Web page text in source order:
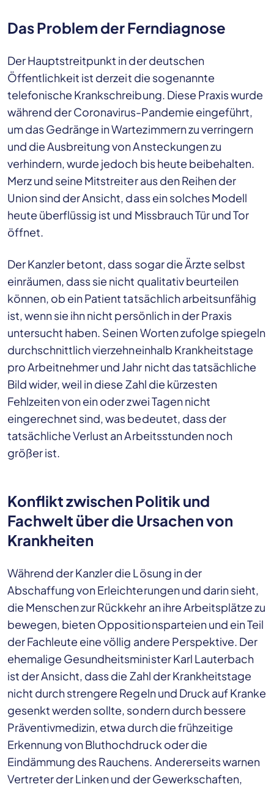
Das Problem der Ferndiagnose
Der Hauptstreitpunkt in der deutschen
Öffentlichkeit ist derzeit die sogenannte
telefonische Krankschreibung. Diese Praxis wurde
während der Coronavirus-Pandemie eingeführt,
um das Gedränge in Wartezimmern zu verringern
und die Ausbreitung von Ansteckungen zu
verhindern, wurde jedoch bis heute beibehalten.
Merz und seine Mitstreiter aus den Reihen der
Union sind der Ansicht, dass ein solches Modell
heute überflüssig ist und Missbrauch Tür und Tor
öffnet.
Der Kanzler betont, dass sogar die Ärzte selbst
einräumen, dass sie nicht qualitativ beurteilen
können, ob ein Patient tatsächlich arbeitsunfähig
ist, wenn sie ihn nicht persönlich in der Praxis
untersucht haben. Seinen Worten zufolge spiegeln
durchschnittlich vierzehneinhalb Krankheitstage
pro Arbeitnehmer und Jahr nicht das tatsächliche
Bild wider, weil in diese Zahl die kürzesten
Fehlzeiten von ein oder zwei Tagen nicht
eingerechnet sind, was bedeutet, dass der
tatsächliche Verlust an Arbeitsstunden noch
größer ist.
Konflikt zwischen Politik und
Fachwelt über die Ursachen von
Krankheiten
Während der Kanzler die Lösung in der
Abschaffung von Erleichterungen und darin sieht,
die Menschen zur Rückkehr an ihre Arbeitsplätze zu
bewegen, bieten Oppositionsparteien und ein Teil
der Fachleute eine völlig andere Perspektive. Der
ehemalige Gesundheitsminister Karl Lauterbach
ist der Ansicht, dass die Zahl der Krankheitstage
nicht durch strengere Regeln und Druck auf Kranke
gesenkt werden sollte, sondern durch bessere
Präventivmedizin, etwa durch die frühzeitige
Erkennung von Bluthochdruck oder die
Eindämmung des Rauchens. Andererseits warnen
Vertreter der Linken und der Gewerkschaften,